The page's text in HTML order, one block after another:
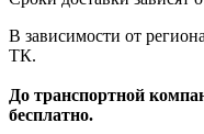
В зависимости от
ТК.
До транспортной
бесплатно.